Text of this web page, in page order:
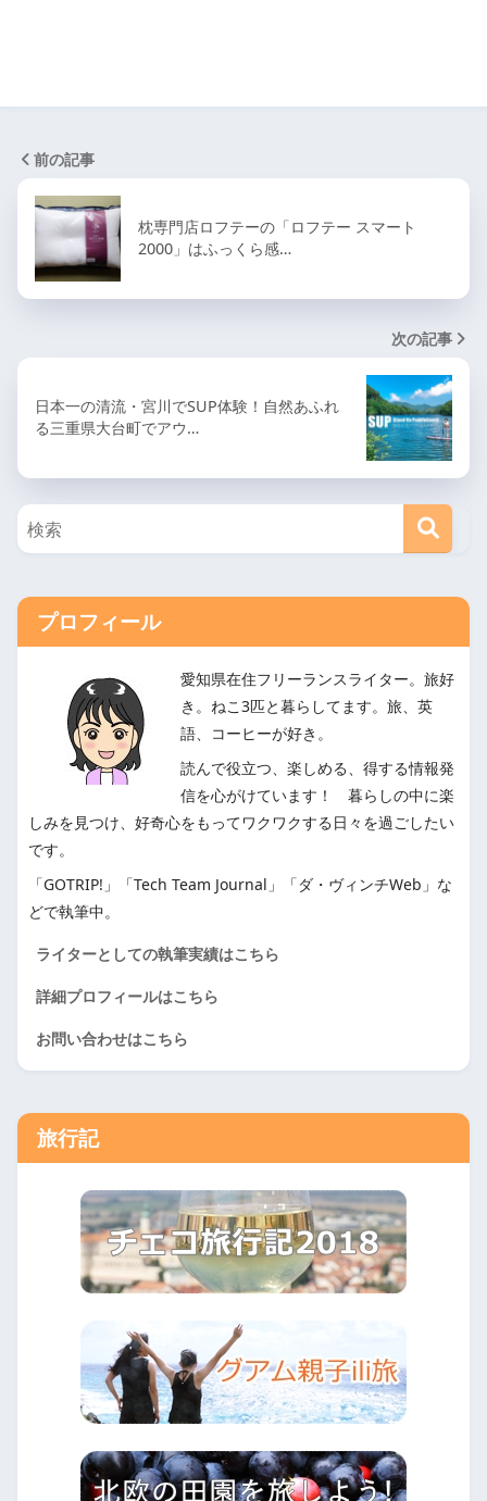
前の記事
枕専門店ロフテーの「ロフテー スマート
2000」はふっくら感…
次の記事
日本一の清流・宮川でSUP体験！自然あふれ
る三重県大台町でアウ…
プロフィール
愛知県在住フリーランスライター。旅好
き。ねこ3匹と暮らしてます。旅、英
語、コーヒーが好き。
読んで役立つ、楽しめる、得する情報発
信を心がけています！ 暮らしの中に楽
しみを見つけ、好奇心をもってワクワクする日々を過ごしたい
です。
「GOTRIP!」「Tech Team Journal」「ダ・ヴィンチWeb」な
どで執筆中。
ライターとしての執筆実績はこちら
詳細プロフィールはこちら
お問い合わせはこちら
旅行記